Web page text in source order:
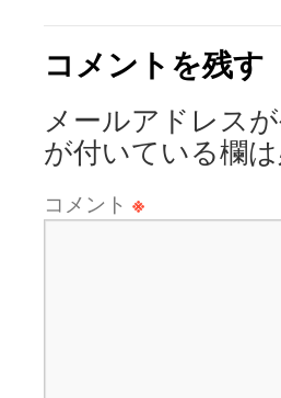
コメントを残す
メールアドレス
が付いている欄
コメント ※